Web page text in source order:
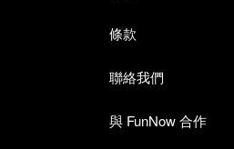
條款
聯絡我們
與 FunNow 合作